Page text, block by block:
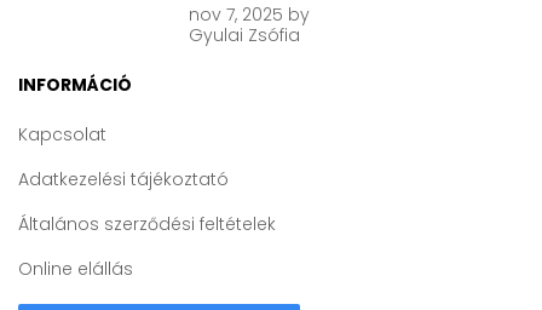
nov 7, 2025 by
Gyulai Zsófia
INFORMÁCIÓ
Kapcsolat
Adatkezelési tájékoztató
Általános szerződési feltételek
Online elállás